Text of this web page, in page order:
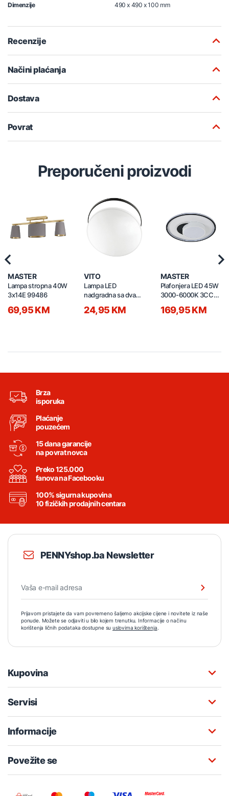
Dimenzije
490 x 490 x 100 mm
Recenzije
Načini plaćanja
Dostava
Povrat
Preporučeni proizvodi
MASTER
Lampa stropna 40W
3x14E 99486
69,95 KM
VITO
Lampa LED
nadgradna sa dva
SATURN 2027021
24,95 KM
MASTER
Plafonjera LED 45W
3000-6000K 3CCT
500x500x120mm
169,95 KM
Brza
isporuka
Plaćanje
pouzećem
15 dana garancije
na povrat novca
Preko 125.000
fanova na Facebooku
100% sigurna kupovina
10 fizičkih prodajnih centara
PENNYshop.ba Newsletter
Prijavom pristajete da vam povremeno šaljemo akcijske cijene i novitete iz naše
ponude. Možete se odjaviti u bilo kojem trenutku. Informacije o načinu
korištenja ličnih podataka dostupne su uslovima korištenja.
Kupovina
Servisi
Informacije
Povežite se